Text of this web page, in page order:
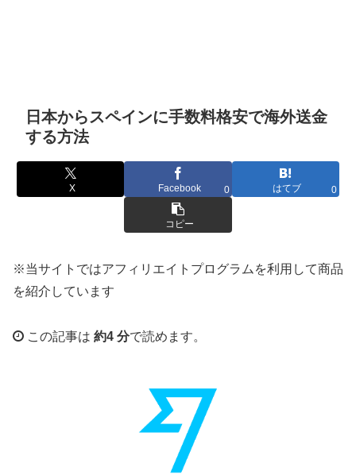
日本からスペインに手数料格安で海外送金
する方法
X Facebook 0 はてブ 0
コピー
※当サイトではアフィリエイトプログラムを利用して商品
を紹介しています
この記事は 約4 分で読めます。